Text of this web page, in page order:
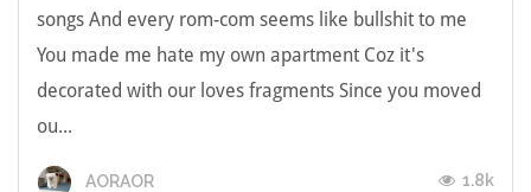
songs And every rom-com seems like bullshit to me
You made me hate my own apartment Coz it's
decorated with our loves fragments Since you moved
ou...
AORAOR 1.8k